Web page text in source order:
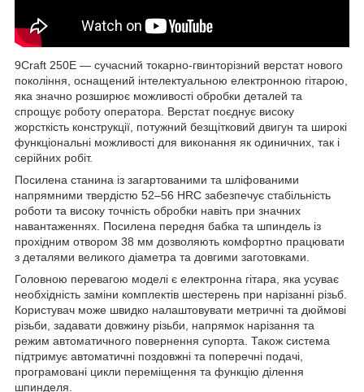
9Craft 250E — сучасний токарно-гвинторізний верстат нового
покоління, оснащений інтелектуальною електронною гітарою,
яка значно розширює можливості обробки деталей та
спрощує роботу оператора. Верстат поєднує високу
жорсткість конструкції, потужний безщітковий двигун та широкі
функціональні можливості для виконання як одиничних, так і
серійних робіт.
Посилена станина із загартованими та шліфованими
напрямними твердістю 52–56 HRC забезпечує стабільність
роботи та високу точність обробки навіть при значних
навантаженнях. Посилена передня бабка та шпиндель із
прохідним отвором 38 мм дозволяють комфортно працювати
з деталями великого діаметра та довгими заготовками.
Головною перевагою моделі є електронна гітара, яка усуває
необхідність заміни комплектів шестерень при нарізанні різьб.
Користувач може швидко налаштовувати метричні та дюймові
різьби, задавати довжину різьби, напрямок нарізання та
режим автоматичного повернення супорта. Також система
підтримує автоматичні поздовжні та поперечні подачі,
програмовані цикли переміщення та функцію ділення
шпинделя.